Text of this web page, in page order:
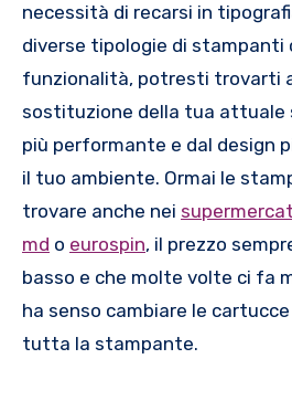
necessità di recarsi in
diverse tipologie di stampanti
funzionalità, potresti trovarti
sostituzione della tua attuale
più performante e dal design
il tuo ambiente. Ormai le
trovare anche nei
md o eurospin, il prezzo
basso e che molte volte ci fa
ha senso cambiare le
tutta la stampante.